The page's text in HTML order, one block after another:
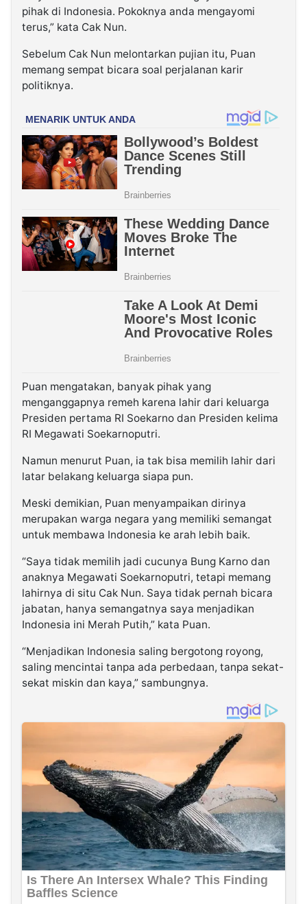
pihak di Indonesia. Pokoknya anda mengayomi
terus,” kata Cak Nun.
Sebelum Cak Nun melontarkan pujian itu, Puan
memang sempat bicara soal perjalanan karir
politiknya.
Puan mengatakan, banyak pihak yang
menganggapnya remeh karena lahir dari keluarga
Presiden pertama RI Soekarno dan Presiden kelima
RI Megawati Soekarnoputri.
Namun menurut Puan, ia tak bisa memilih lahir dari
latar belakang keluarga siapa pun.
Meski demikian, Puan menyampaikan dirinya
merupakan warga negara yang memiliki semangat
untuk membawa Indonesia ke arah lebih baik.
“Saya tidak memilih jadi cucunya Bung Karno dan
anaknya Megawati Soekarnoputri, tetapi memang
lahirnya di situ Cak Nun. Saya tidak pernah bicara
jabatan, hanya semangatnya saya menjadikan
Indonesia ini Merah Putih,” kata Puan.
“Menjadikan Indonesia saling bergotong royong,
saling mencintai tanpa ada perbedaan, tanpa sekat-
sekat miskin dan kaya,” sambungnya.